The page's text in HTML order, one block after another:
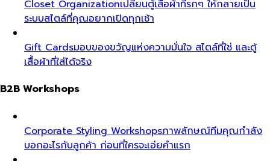
Closet Organizationเปลี่ยนตู้เสื้อผ้าที่รกๆ ให้กลายเป็น
ระบบสไตล์ที่คุณอยากเปิดทุกเช้า
Gift Cardsมอบของขวัญแห่งความมั่นใจ สไตล์ที่ใช่ และตู้
เสื้อผ้าที่ใส่ได้จริง
B2B Workshops
Corporate Styling Workshopsภาพลักษณ์ทีมคุณกำลัง
บอกอะไรกับลูกค้า ก่อนที่ใครจะเอ่ยคำแรก